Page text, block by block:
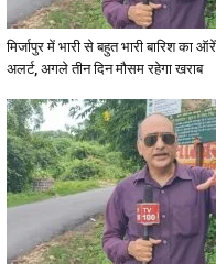
News
Paper
मिर्जापुर में भारी से बहुत भारी बारिश का
अलर्ट, अगले तीन दिन मौसम रहेगा खराब